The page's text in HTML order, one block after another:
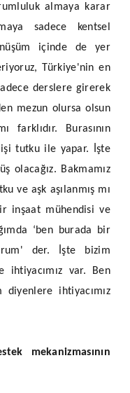
almaya karar
sadece kentsel
içinde de yer
Türkiye'nin en
derslere girerek
mezun olursa olsun
farklıdır. Burasının
işi tutku ile yapar. İşte
olacağız. Bakmamız
ve aşk aşılanmış mı
inşaat mühendisi ve
‘ben burada bir
der. İşte bizim
ihtiyacımız var. Ben
ihtiyacımız
mekanizmasının